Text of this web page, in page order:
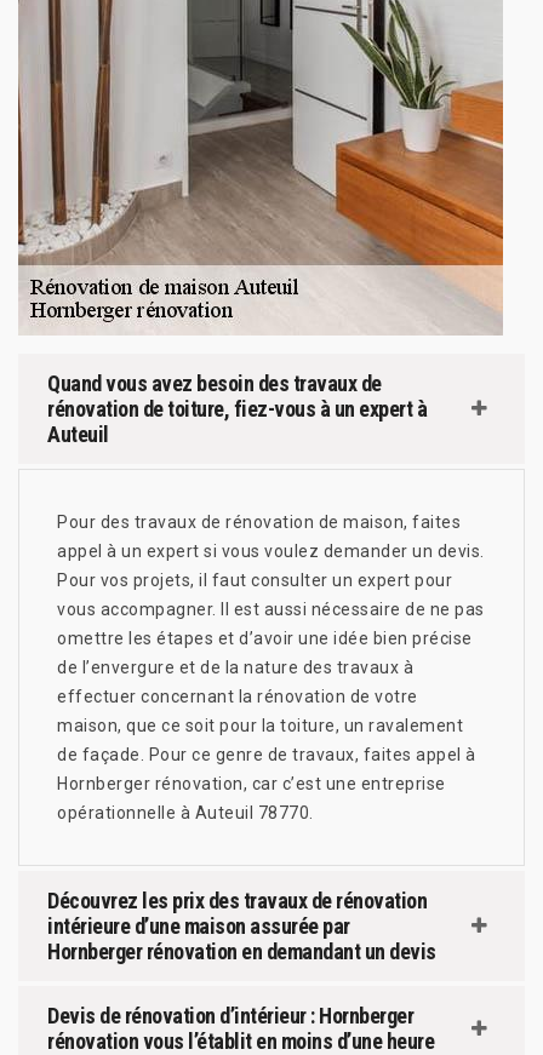
Quand vous avez besoin des travaux de
rénovation de toiture, fiez-vous à un expert à
Auteuil
Pour des travaux de rénovation de maison, faites
appel à un expert si vous voulez demander un devis.
Pour vos projets, il faut consulter un expert pour
vous accompagner. Il est aussi nécessaire de ne pas
omettre les étapes et d’avoir une idée bien précise
de l’envergure et de la nature des travaux à
effectuer concernant la rénovation de votre
maison, que ce soit pour la toiture, un ravalement
de façade. Pour ce genre de travaux, faites appel à
Hornberger rénovation, car c’est une entreprise
opérationnelle à Auteuil 78770.
Découvrez les prix des travaux de rénovation
intérieure d’une maison assurée par
Hornberger rénovation en demandant un devis
Devis de rénovation d’intérieur : Hornberger
rénovation vous l’établit en moins d’une heure